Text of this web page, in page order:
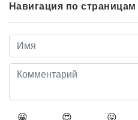
Навигация по страницам
😀 😍 😛